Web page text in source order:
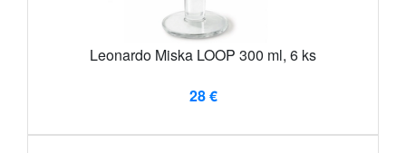
Leonardo Miska LOOP 300 ml, 6 ks
28 €